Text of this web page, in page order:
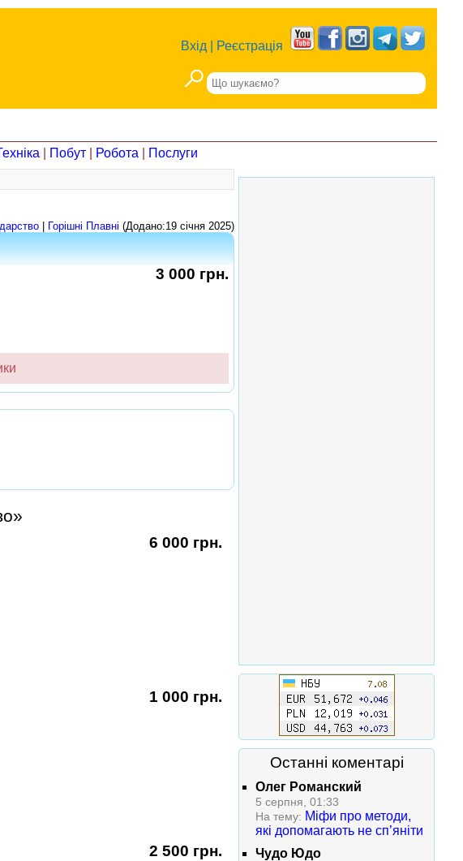
Вхід Реєстрація
Побут Робота
Послуги
Горішні Плавні (Додано:19 січня 2025)
3 000 грн.
6 000 грн.
1 000 грн.
2 500 грн.
Останні коментарі
Олег Романский
5 серпня, 01:33
На тему: Міфи про методи,
які допомагають не сп’яніти
Чудо Юдо